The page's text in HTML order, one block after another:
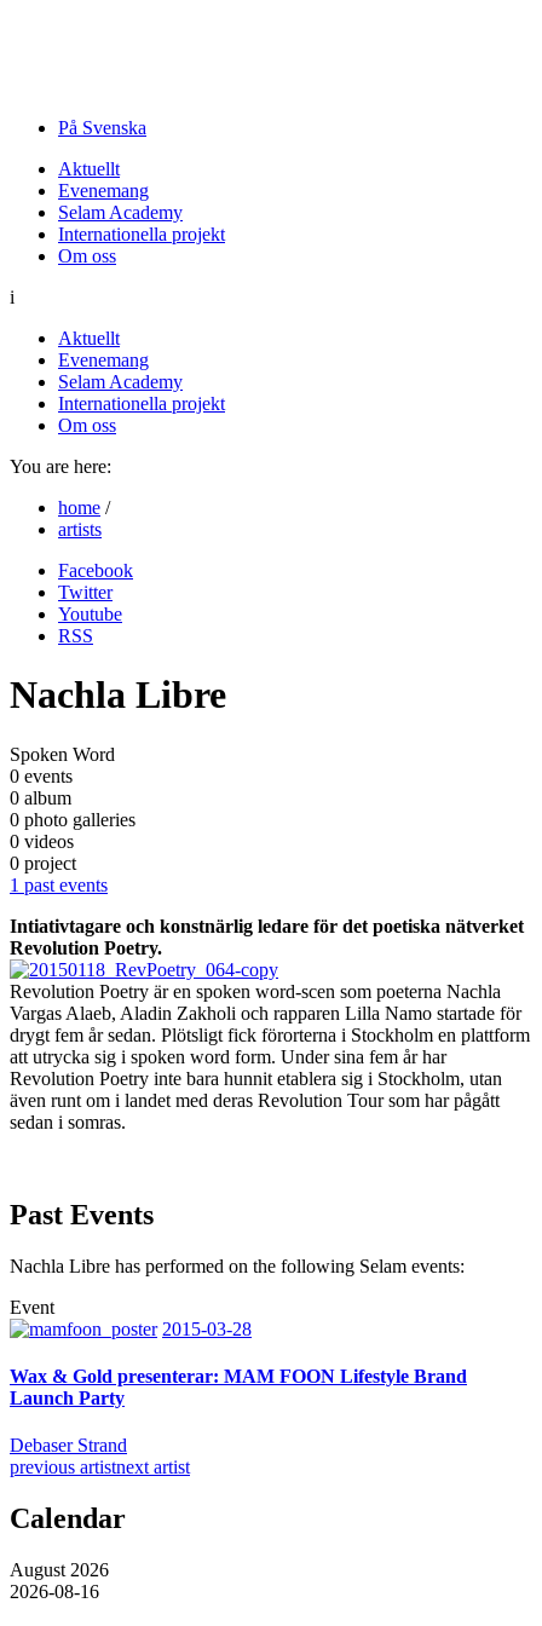
På Svenska
Aktuellt
Evenemang
Selam Academy
Internationella projekt
Om oss
i
Aktuellt
Evenemang
Selam Academy
Internationella projekt
Om oss
You are here:
home /
artists
Facebook
Twitter
Youtube
RSS
Nachla Libre
Spoken Word
0 events
0 album
0 photo galleries
0 videos
0 project
1 past events
Intiativtagare och konstnärlig ledare för det poetiska nätverket
Revolution Poetry.
Revolution Poetry är en spoken word-scen som poeterna Nachla
Vargas Alaeb, Aladin Zakholi och rapparen Lilla Namo startade för
drygt fem år sedan. Plötsligt fick förorterna i Stockholm en plattform
att utrycka sig i spoken word form. Under sina fem år har
Revolution Poetry inte bara hunnit etablera sig i Stockholm, utan
även runt om i landet med deras Revolution Tour som har pågått
sedan i somras.
Past Events
Nachla Libre has performed on the following Selam events:
Event
2015-03-28
Wax & Gold presenterar: MAM FOON Lifestyle Brand
Launch Party
Debaser Strand
previous artistnext artist
Calendar
August 2026
2026-08-16